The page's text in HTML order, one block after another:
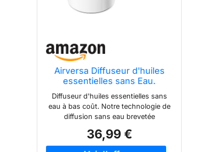
Airversa Diffuseur d'huiles
essentielles sans Eau.
Nébuliseur à Batterie, Mini
arôme - Machine.
Aromathérapie, 4 minuteurs,
3 Niveaux de Vapeur. pour la
Maison, la Voiture, Le Bureau.
AN6 Blanc
Diffuseur d'huiles essentielles sans
eau à bas coût. Notre technologie de
diffusion sans eau brevetée
préféré d’huiles essentielles en un "
nano-brouillard " sans utiliser de
36,99 €